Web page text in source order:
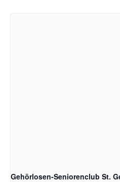
Gehörlosen-Seniorenclub St.